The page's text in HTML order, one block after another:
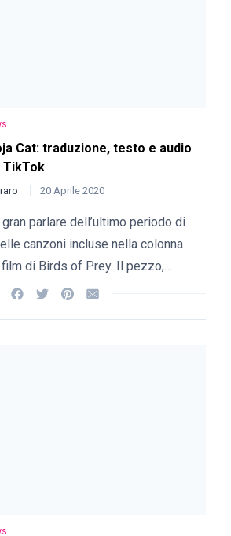
Cat: traduzione, testo e audio
TikTok
20 Aprile 2020
parlare dell’ultimo periodo di
canzoni incluse nella colonna
di Birds of Prey. Il pezzo,…